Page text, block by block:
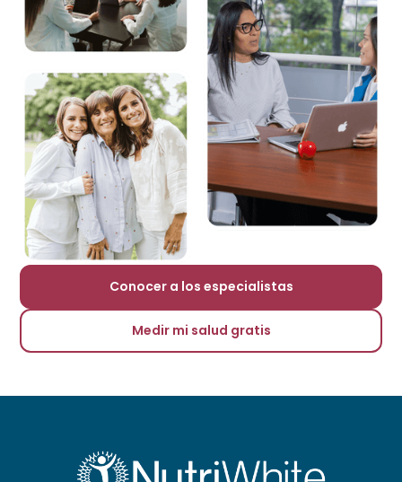
Conocer a los especialistas
Medir mi salud gratis